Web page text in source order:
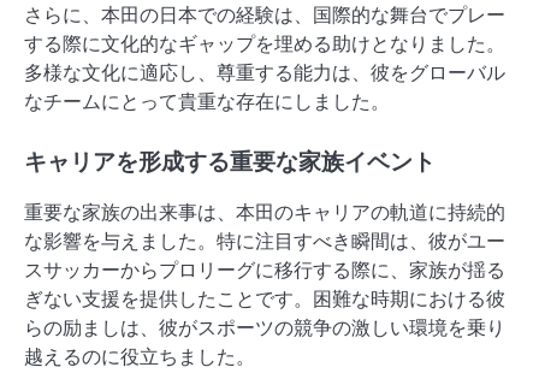
さらに、本田の日本での経験は、国際的な舞台でプレー
する際に文化的なギャップを埋める助けとなりました。
多様な文化に適応し、尊重する能力は、彼をグローバル
なチームにとって貴重な存在にしました。
キャリアを形成する重要な家族イベント
重要な家族の出来事は、本田のキャリアの軌道に持続的
な影響を与えました。特に注目すべき瞬間は、彼がユー
スサッカーからプロリーグに移行する際に、家族が揺る
ぎない支援を提供したことです。困難な時期における彼
らの励ましは、彼がスポーツの競争の激しい環境を乗り
越えるのに役立ちました。